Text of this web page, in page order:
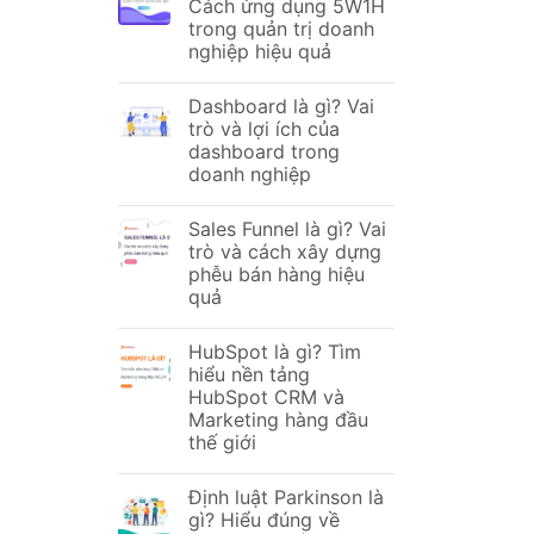
Cách ứng dụng 5W1H
trong quản trị doanh
nghiệp hiệu quả
Dashboard là gì? Vai
trò và lợi ích của
dashboard trong
doanh nghiệp
Sales Funnel là gì? Vai
trò và cách xây dựng
phễu bán hàng hiệu
quả
HubSpot là gì? Tìm
hiểu nền tảng
HubSpot CRM và
Marketing hàng đầu
thế giới
Định luật Parkinson là
gì? Hiểu đúng về